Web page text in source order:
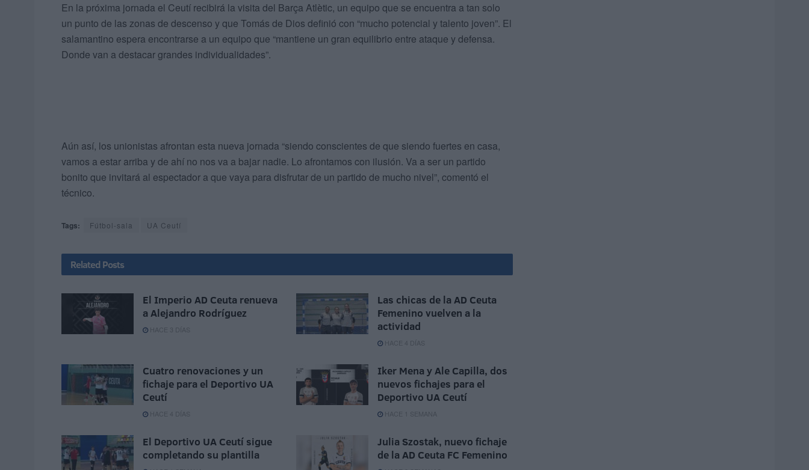
En la próxima jornada el Ceutí recibirá la visita del Barça Atlètic, un equipo que se encuentra a tan solo
un punto de las zonas de descenso y que Tomás de Dios definió con “mucho potencial y talento joven”. El
salamantino espera encontrarse a un equipo que “mantiene un gran equilibrio entre ataque y defensa.
Donde van a destacar grandes individualidades”.
Aún así, los unionistas afrontan esta nueva jornada “siendo conscientes de que siendo fuertes en casa,
vamos a estar arriba y de ahí no nos va a bajar nadie. Lo afrontamos con ilusión. Va a ser un partido
bonito que invitará al espectador a que vaya para disfrutar de un partido de mucho nivel”, comentó el
técnico.
Tags: Fútbol-sala UA Ceutí
Related Posts
El Imperio AD Ceuta renueva
a Alejandro Rodríguez
HACE 3 DÍAS
Las chicas de la AD Ceuta
Femenino vuelven a la
actividad
HACE 4 DÍAS
Cuatro renovaciones y un
fichaje para el Deportivo UA
Ceutí
HACE 4 DÍAS
Iker Mena y Ale Capilla, dos
nuevos fichajes para el
Deportivo UA Ceutí
HACE 1 SEMANA
El Deportivo UA Ceutí sigue
completando su plantilla
Julia Szostak, nuevo fichaje
de la AD Ceuta FC Femenino